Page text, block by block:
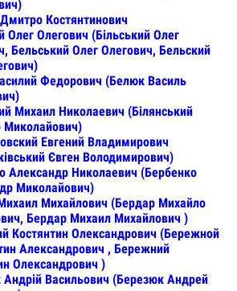
Костянтинович
Олег Олегович (Більський Олег
Бельський Олег Олегович, Бeльский
Федорович (Белюк Василь
Михаил Николаевич (Білянський
Миколайович)
Евгений Владимирович
Євген Володимирович)
Александр Николаевич (Бербенко
Миколайович)
Михайлович (Бердар Михайло
Бердар Михаил Михайлович )
Костянтин Олександрович (Бережной
Александрович , Бережний
Олександрович )
Андрій Васильович (Березюк Андрей